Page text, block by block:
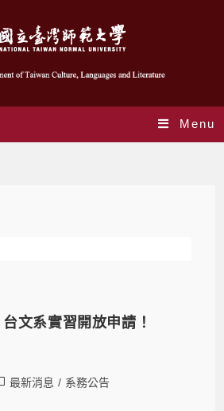
Menu
台文系實習開放申請！
最新消息 / 系務公告